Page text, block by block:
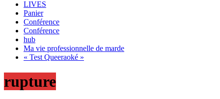
LIVES
Panier
Conférence
Conférence
hub
Ma vie professionnelle de marde
« Test Queeraoké »
rupture